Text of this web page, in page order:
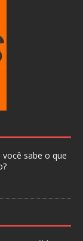
sabe o que